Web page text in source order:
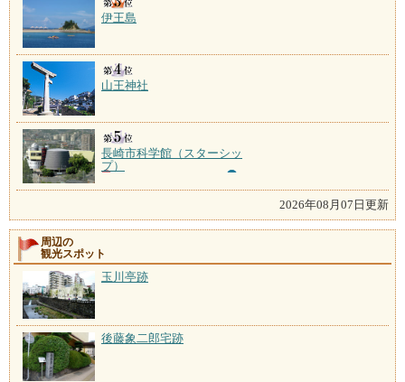
伊王島
山王神社
長崎市科学館（スターシッ
プ）
2026年08月07日更新
周辺の
観光スポット
玉川亭跡
後藤象二郎宅跡